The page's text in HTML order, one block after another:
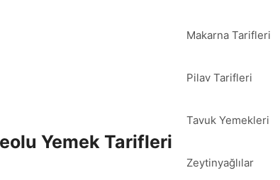
Yemek Tarifleri
Makarna Tarifleri
Pilav Tarifleri
Tavuk Yemekleri
Zeytinyağlılar